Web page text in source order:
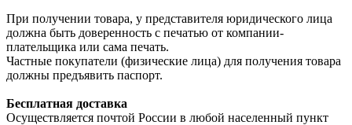
При получении товара, у представителя юридического лица
должна быть доверенность с печатью от компании-
плательщика или сама печать.
Частные покупатели (физические лица) для получения товара
должны предъявить паспорт.
Бесплатная доставка
Осуществляется почтой России в любой населенный пункт